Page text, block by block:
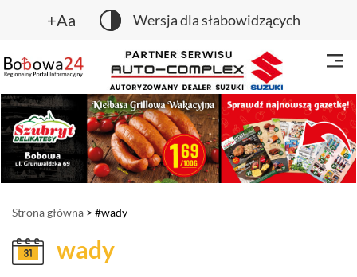
+Aa Wersja dla słabowidzących
Strona główna > #wady
wady